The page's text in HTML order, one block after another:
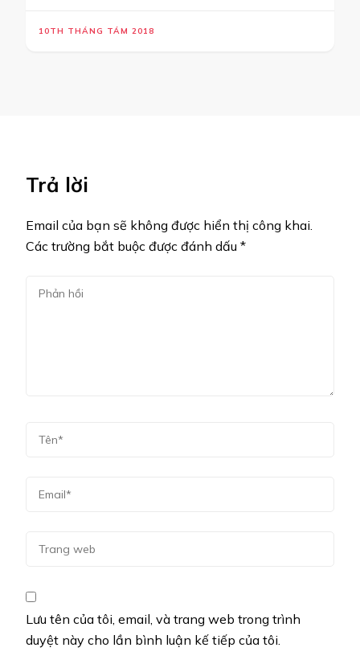
10TH THÁNG TÁM 2018
Trả lời
Email của bạn sẽ không được hiển thị công khai.
Các trường bắt buộc được đánh dấu *
Lưu tên của tôi, email, và trang web trong trình
duyệt này cho lần bình luận kế tiếp của tôi.